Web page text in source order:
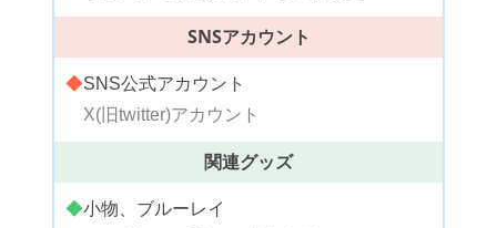
SNSアカウント
◆SNS公式アカウント
X(旧twitter)アカウント
関連グッズ
◆小物、ブルーレイ